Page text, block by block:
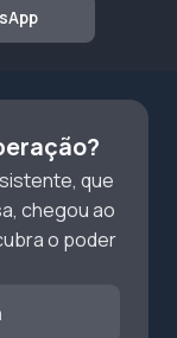
que
chegou ao
o poder